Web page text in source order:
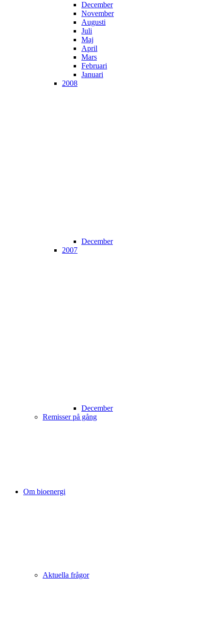
December
November
Augusti
Juli
Maj
April
Mars
Februari
Januari
2008
December
2007
December
Remisser på gång
Om bioenergi
Aktuella frågor